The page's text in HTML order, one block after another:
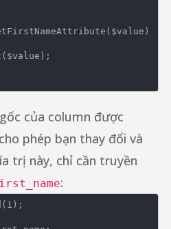
($value)
của column được
phép bạn thay đổi và
trị này, chỉ cần truyền
:
1 );